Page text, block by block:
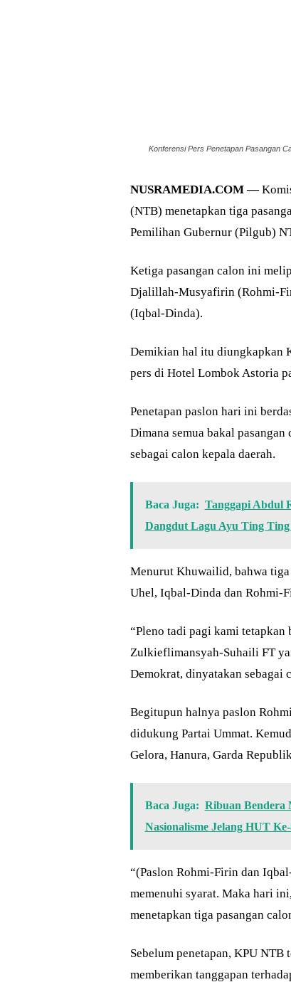
Konferensi Pers Penetapan Pasangan
NUSRAMEDIA.COM —
(NTB) menetapkan tiga
Pemilihan Gubernur (Pilgub)
Ketiga pasangan calon ini
Djalillah-Musyafirin (Rohmi-
(Iqbal-Dinda).
Demikian hal itu diungkapkan
pers di Hotel Lombok Astoria
Penetapan paslon hari ini
Dimana semua bakal
sebagai calon kepala daerah.
Baca Juga: Tanggapi Abdul
Dangdut Lagu Ayu Ting
Menurut Khuwailid, bahwa
Uhel, Iqbal-Dinda dan Rohmi-
“Pleno tadi pagi kami tetapkan
Zulkieflimansyah-Suhaili FT
Demokrat, dinyatakan sebagai
Begitupun halnya paslon
didukung Partai Ummat.
Gelora, Hanura, Garda
Baca Juga: Ribuan Bendera
Nasionalisme Jelang HUT
“(Paslon Rohmi-Firin dan
memenuhi syarat. Maka hari
menetapkan tiga pasangan
Sebelum penetapan, KPU NTB
memberikan tanggapan